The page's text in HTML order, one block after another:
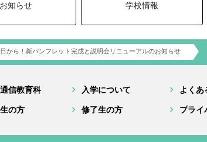
お知らせ 学校情報
から！新パンフレット完成と説明会リニューアルのお知らせ
信教育科 入学について よくあ
の方 修了生の方 プライ